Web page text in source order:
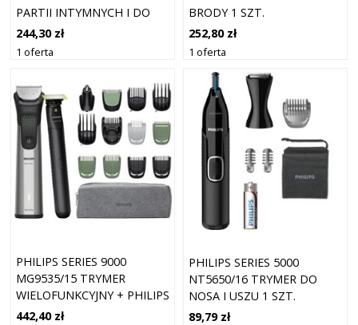
PARTII INTYMNYCH I DO
CIAŁA 1 SZT.
244,30 zł
1 oferta
BRODY 1 SZT.
252,80 zł
1 oferta
PHILIPS SERIES 9000
MG9535/15 TRYMER
WIELOFUNKCYJNY + PHILIPS
ONE BLADE FACE 1 SZT.
442,40 zł
PHILIPS SERIES 5000
NT5650/16 TRYMER DO
NOSA I USZU 1 SZT.
89,79 zł